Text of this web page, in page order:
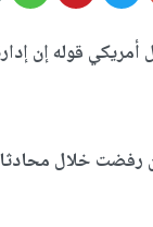
قوله إن
خلال